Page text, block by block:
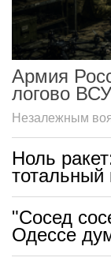
Армия
логово ВСУ
Незалежным
Ноль
тотальный
"Сосед
Одессе